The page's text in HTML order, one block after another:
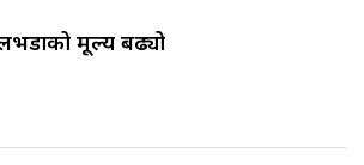
मूल्य बढ्यो